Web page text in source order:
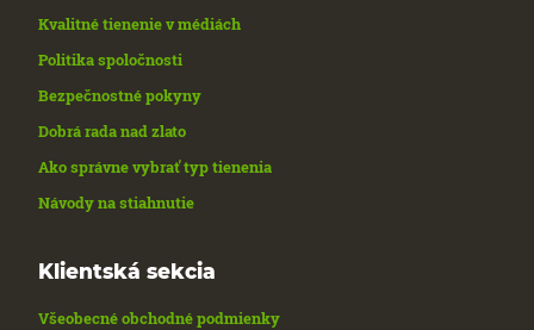
Kvalitné tienenie v médiách
Politika spoločnosti
Bezpečnostné pokyny
Dobrá rada nad zlato
Ako správne vybrať typ tienenia
Návody na stiahnutie
Klientská sekcia
Všeobecné obchodné podmienky